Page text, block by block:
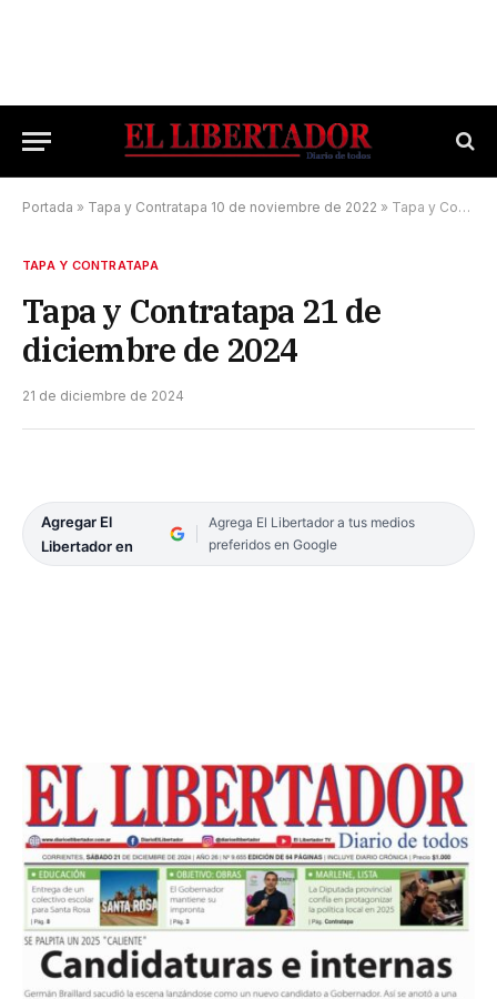
Portada » Tapa y Contratapa 10 de noviembre de 2022 » Tapa y Contratapa 21 de diciembre de 2024
TAPA Y CONTRATAPA
Tapa y Contratapa 21 de
diciembre de 2024
21 de diciembre de 2024
Agregar El
Libertador en
Agrega El Libertador a tus medios
preferidos en Google